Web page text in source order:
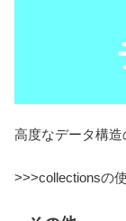
高度なデータ構造
>>>collectionsの